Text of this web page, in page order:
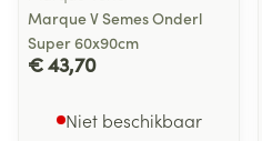
Marque V Semes Onderl
Super 60x90cm
€ 43,70
Niet beschikbaar